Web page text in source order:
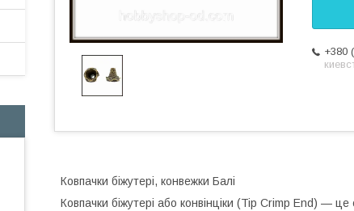
+380
Ковпачки біжутері, конвежки Балі
Ковпачки біжутері або конвінціки (Tip Crimp End) — це